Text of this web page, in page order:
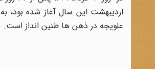
علویجه در ذهن ها طنین انداز است.